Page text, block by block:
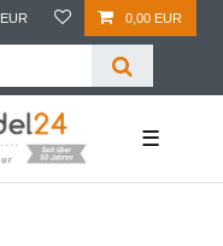
EUR 0,00 EUR
☰